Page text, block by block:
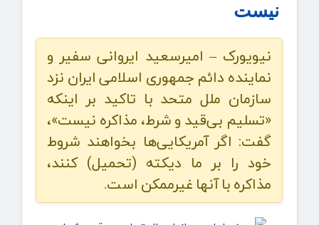
نیست
نیویورک – امیرسعید ایروانی سفیر و
نماینده دائم جمهوری اسلامی ایران نزد
سازمان ملل متحد با تاکید بر اینکه
«تسلیم بی‌قید و شرط، مذاکره نیست»،
گفت: اگر آمریکایی‌ها بخواهند شروط
خود را بر ما دیکته (تحمیل) کنند،
مذاکره با آنها غیرممکن است.